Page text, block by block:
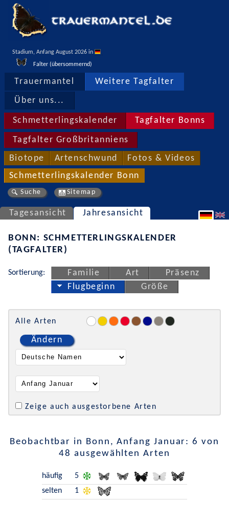
Stadium, Anfang August 2026 in
Falter (übersommernd)
Trauermantel Weitere Tagfalter
Über uns...
Schmetterlingskalender Tagfalter Bonns
Tagfalter Großbritanniens
Biotope Artenschwund Fotos & Videos
Schmetterlingskalender Bonn
Suche Sitemap
Tagesansicht Jahresansicht
BONN: SCHMETTERLINGSKALENDER
(TAGFALTER)
Sortierung: Familie Art
Präsenz
Flugbeginn
Größe
Alle Arten
Ändern
Zeige auch ausgestorbene Arten
Beobachtbar in Bonn, Anfang Januar: 6 von
48 ausgewählten Arten
häufig
5
selten
1